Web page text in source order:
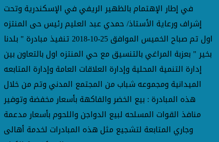
في إطار الإهتمام بالظهير الريفي في الإسكندرية وتحت
إشراف ورعاية الأستاذ/ حمدي عبد العليم رئيس حى المنتزه
اول تم صباح الخميس الموافق 25-10-2018 تنفيذ مبادرة " بلدنا
بخير " بعزبة المراغي بالتنسيق مع حي المنتزه اول بالتعاون بين
إدارة التنمية المحلية وإدارة العلاقات العامة وإدارة المتابعه
الميدانية ومجموعه شباب من المجتمع المدني وتم من خلال
هذه المبادرة : بيع الخضر والفاكهة بأسعار مخفضة وتوفير
منافذ القوات المسلحه لبيع الدواجن واللحوم بأسعار مدعمة
وجاري المتابعة لتشجيع مثل هذه المبادرات لخدمة أهالى